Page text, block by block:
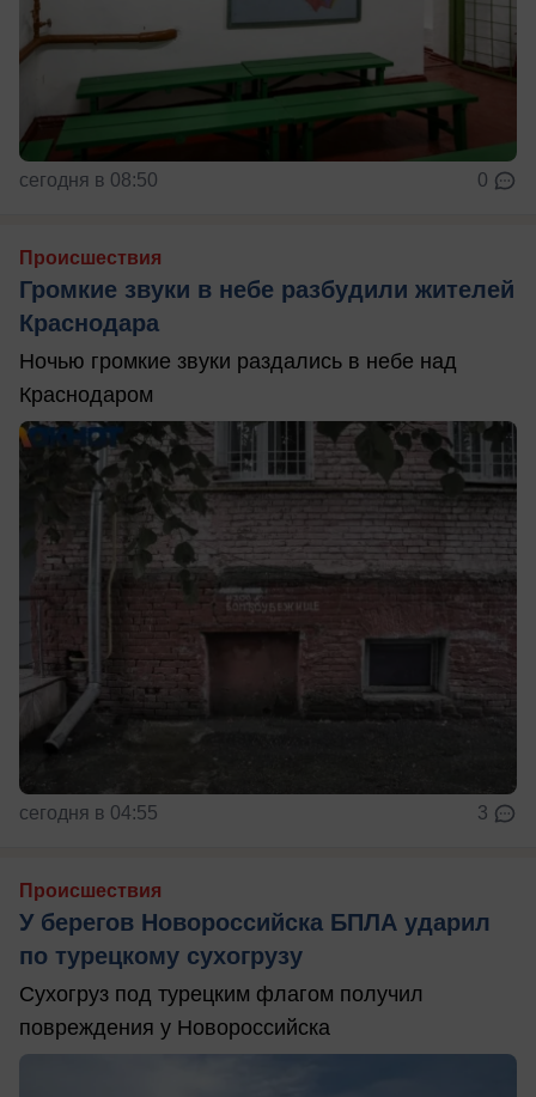
сегодня в 08:50 0
Происшествия
Громкие звуки в небе разбудили жителей
Краснодара
Ночью громкие звуки раздались в небе над
Краснодаром
сегодня в 04:55 3
Происшествия
У берегов Новороссийска БПЛА ударил
по турецкому сухогрузу
Сухогруз под турецким флагом получил
повреждения у Новороссийска